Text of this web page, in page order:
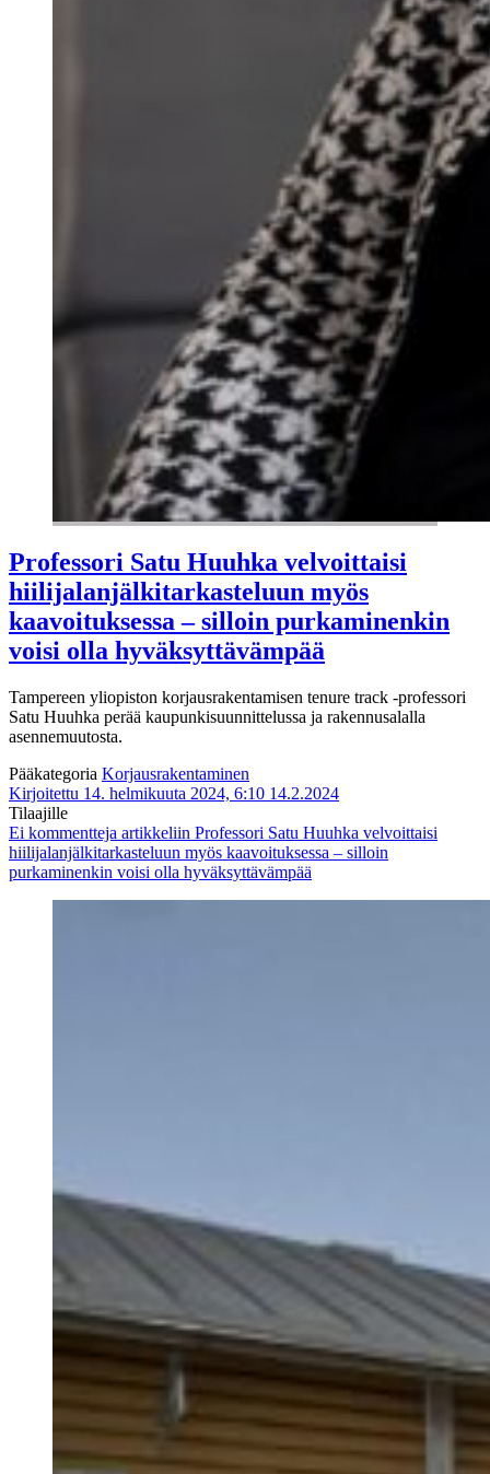
Professori Satu Huuhka velvoittaisi
hiilijalanjälkitarkasteluun myös
kaavoituksessa – silloin purkaminenkin
voisi olla hyväksyttävämpää
Tampereen yliopiston korjausrakentamisen tenure track -professori
Satu Huuhka perää kaupunkisuunnittelussa ja rakennusalalla
asennemuutosta.
Pääkategoria Korjausrakentaminen
Kirjoitettu 14. helmikuuta 2024, 6:10 14.2.2024
Tilaajille
Ei kommentteja artikkeliin Professori Satu Huuhka velvoittaisi
hiilijalanjälkitarkasteluun myös kaavoituksessa – silloin
purkaminenkin voisi olla hyväksyttävämpää